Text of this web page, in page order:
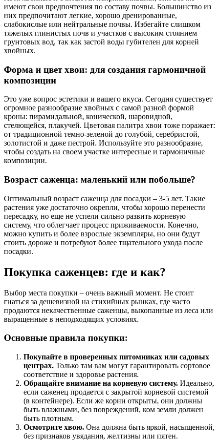
имеют свои предпочтения по составу почвы. Большинство из
них предпочитают легкие, хорошо дренированные,
слабокислые или нейтральные почвы. Избегайте слишком
тяжелых глинистых почв и участков с высоким стоянием
грунтовых вод, так как застой воды губителен для корней
хвойных.
Форма и цвет хвои: для создания гармоничной
композиции
Это уже вопрос эстетики и вашего вкуса. Сегодня существует
огромное разнообразие хвойных с самой разной формой
кроны: пирамидальной, конической, шаровидной,
стелющейся, плакучей. Цветовая палитра хвои тоже поражает:
от традиционной темно-зеленой до голубой, серебристой,
золотистой и даже пестрой. Используйте это разнообразие,
чтобы создать на своем участке интересные и гармоничные
композиции.
Возраст саженца: маленький или побольше?
Оптимальный возраст саженца для посадки – 3-5 лет. Такие
растения уже достаточно окрепли, чтобы хорошо перенести
пересадку, но еще не успели сильно развить корневую
систему, что облегчает процесс приживаемости. Конечно,
можно купить и более взрослые экземпляры, но они будут
стоить дороже и потребуют более тщательного ухода после
посадки.
Покупка саженцев: где и как?
Выбор места покупки – очень важный момент. Не стоит
гнаться за дешевизной на стихийных рынках, где часто
продаются некачественные саженцы, выкопанные из леса или
выращенные в неподходящих условиях.
Основные правила покупки:
Покупайте в проверенных питомниках или садовых
центрах. Только там вам могут гарантировать сортовое
соответствие и здоровье растения.
Обращайте внимание на корневую систему. Идеально,
если саженец продается с закрытой корневой системой
(в контейнере). Если же корни открыты, они должны
быть влажными, без повреждений, ком земли должен
быть плотным.
Осмотрите хвою. Она должна быть яркой, насыщенной,
без признаков увядания, желтизны или пятен.